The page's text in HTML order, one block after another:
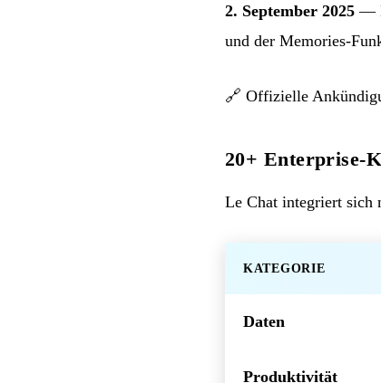
2. September 2025 —
und der Memories-
🔗 Offizielle
20+ Enterprise-
Le Chat integriert sich
KATEGORIE
Daten
Produktivität